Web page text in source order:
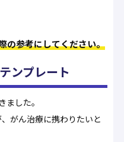
の参考にしてください。
ンプレート
した。
がん治療に携わりたいと